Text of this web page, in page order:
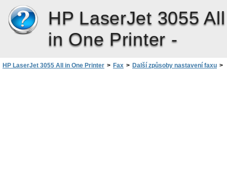
HP LaserJet 3055 All
in One Printer -
HP LaserJet 3055 All in One Printer > Fax > Další způsoby nastavení faxu >